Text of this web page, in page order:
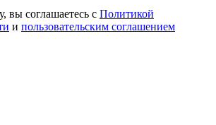
вы соглашаетесь с Политикой
и пользовательским соглашением